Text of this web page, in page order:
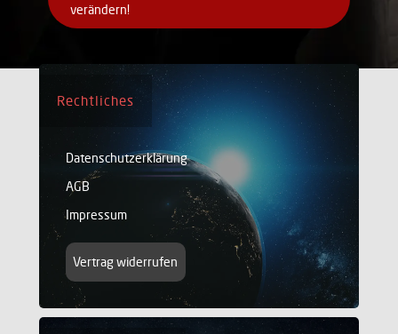
verändern!
Rechtliches
Datenschutzerklärung
AGB
Impressum
Vertrag widerrufen